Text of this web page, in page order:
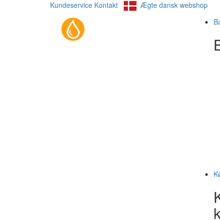
Kundeservice Kontakt
Ægte dansk webshop